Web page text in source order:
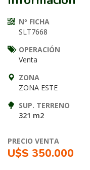
Nº FICHA
SLT7668
OPERACIÓN
Venta
ZONA
ZONA ESTE
SUP. TERRENO
321 m2
PRECIO VENTA
U$S 350.000